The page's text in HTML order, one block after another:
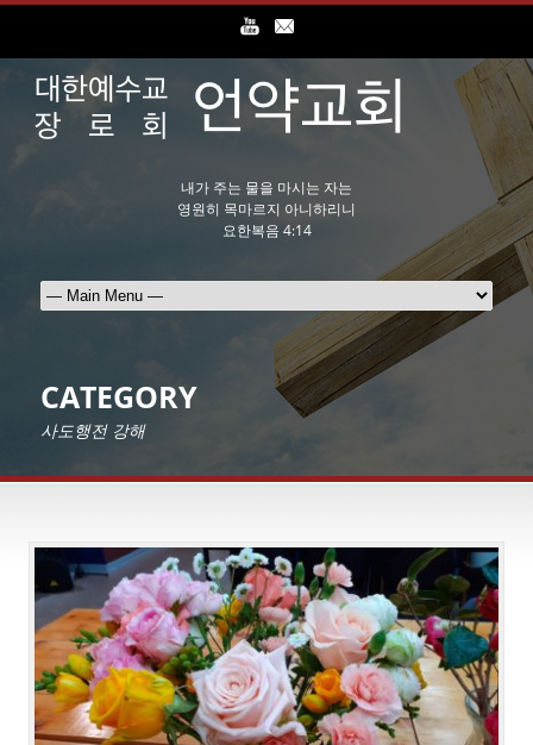
내가 주는 물을 마시는 자는
영원히 목마르지 아니하리니
요한복음 4:14
CATEGORY
사도행전 강해